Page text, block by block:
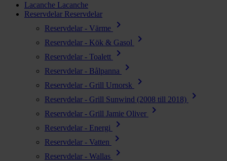
Lacanche Lacanche
Reservdelar Reservdelar
Reservdelar - Värme
chevron_right
Reservdelar - Kök & Gasol chevron_right
Reservdelar - Toalett chevron_right
Reservdelar - Bålpanna chevron_right
Reservdelar - Grill Urnorsk chevron_right
Reservdelar - Grill Sunwind (2008 till 2018) chevron_right
Reservdelar - Grill Jamie Oliver chevron_right
Reservdelar - Energi chevron_right
Reservdelar - Vatten chevron_right
Reservdelar - Wallas
chevron_right